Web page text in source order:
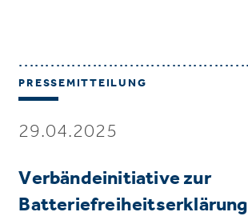
PRESSEMITTEILUNG
29.04.2025
Verbändeinitiative zur
Batteriefreiheitserklärung